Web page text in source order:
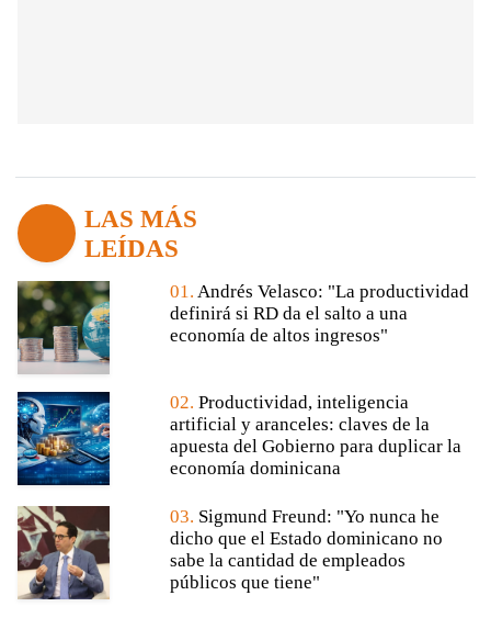
LAS MÁS
LEÍDAS
01. Andrés Velasco: "La productividad
definirá si RD da el salto a una
economía de altos ingresos"
02. Productividad, inteligencia
artificial y aranceles: claves de la
apuesta del Gobierno para duplicar la
economía dominicana
03. Sigmund Freund: "Yo nunca he
dicho que el Estado dominicano no
sabe la cantidad de empleados
públicos que tiene"